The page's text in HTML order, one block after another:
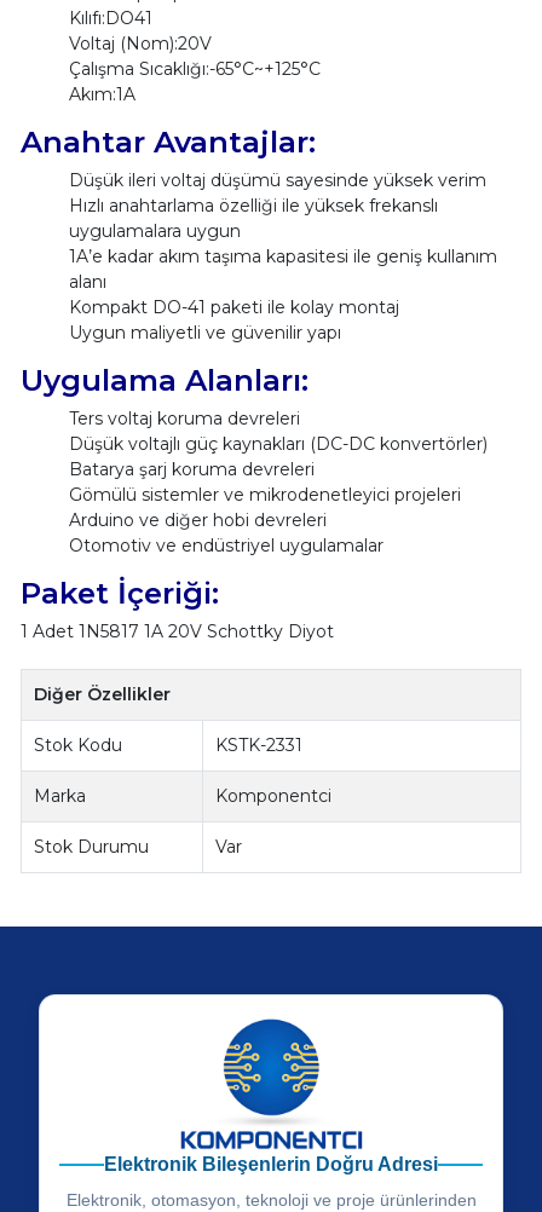
Kılıfı:DO41
Voltaj (Nom):20V
Çalışma Sıcaklığı:-65°C~+125°C
Akım:1A
Anahtar Avantajlar:
Düşük ileri voltaj düşümü sayesinde yüksek verim
Hızlı anahtarlama özelliği ile yüksek frekanslı
uygulamalara uygun
1A’e kadar akım taşıma kapasitesi ile geniş kullanım
alanı
Kompakt DO-41 paketi ile kolay montaj
Uygun maliyetli ve güvenilir yapı
Uygulama Alanları:
Ters voltaj koruma devreleri
Düşük voltajlı güç kaynakları (DC-DC konvertörler)
Batarya şarj koruma devreleri
Gömülü sistemler ve mikrodenetleyici projeleri
Arduino ve diğer hobi devreleri
Otomotiv ve endüstriyel uygulamalar
Paket İçeriği:
1 Adet 1N5817 1A 20V Schottky Diyot
Diğer Özellikler
Stok Kodu KSTK-2331
Marka Komponentci
Stok Durumu Var
Elektronik Bileşenlerin Doğru Adresi
Elektronik, otomasyon, teknoloji ve proje ürünlerinden